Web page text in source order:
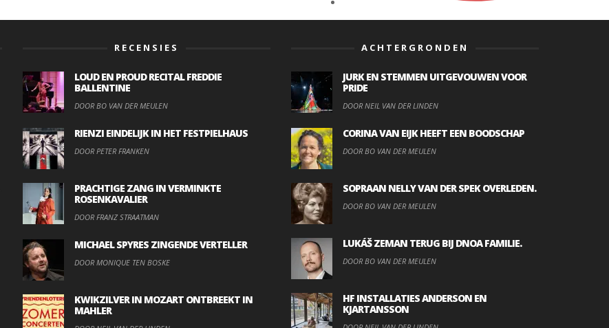
RECENSIES
LOUD EN PROUD RECITAL FREDDIE
BALLENTINE
DOOR BO VAN DER MEULEN
RIENZI EINDELIJK IN HET FESTPIELHAUS
DOOR PETER FRANKEN
PRACHTIGE ZANG IN VERMINKTE
ROSENKAVALIER
DOOR FRANZ STRAATMAN
MICHAEL SPYRES ZINGENDE VERTELLER
DOOR MONIQUE TEN BOSKE
KWIKZILVER IN MOZART ONTBREEKT IN
MAHLER
ACHTERGRONDEN
JURK EN STEMMEN UITGEVOUWEN VOOR
PRIDE
DOOR NEIL VAN DER LINDEN
CORINA VAN EIJK HEEFT EEN BOODSCHAP
DOOR BO VAN DER MEULEN
SOPRAAN NELLY VAN DER SPEK OVERLEDEN.
DOOR BO VAN DER MEULEN
LUKÁŠ ZEMAN TERUG BIJ DNOA FAMILIE.
DOOR BO VAN DER MEULEN
HF INSTALLATIES ANDERSON EN
KJARTANSSON